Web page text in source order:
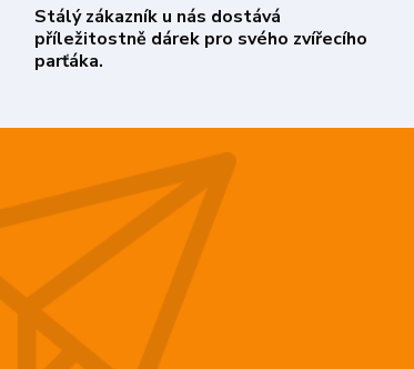
Stálý zákazník u nás dostává
příležitostně dárek pro svého zvířecího
parťáka.